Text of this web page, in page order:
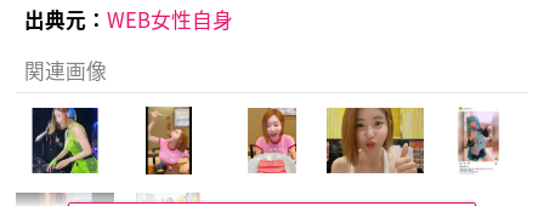
出典元： WEB女性自身
関連画像